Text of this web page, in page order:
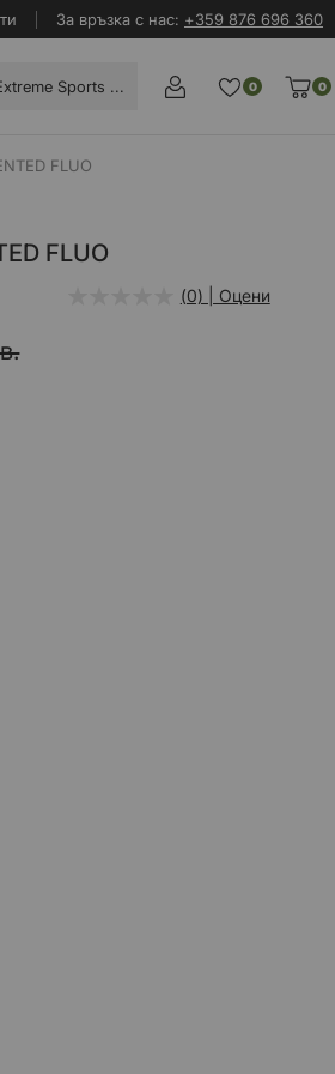
За връзка с нас: +359 876 696 360
0
0
FLUO
FLUO
(0) | Оцени